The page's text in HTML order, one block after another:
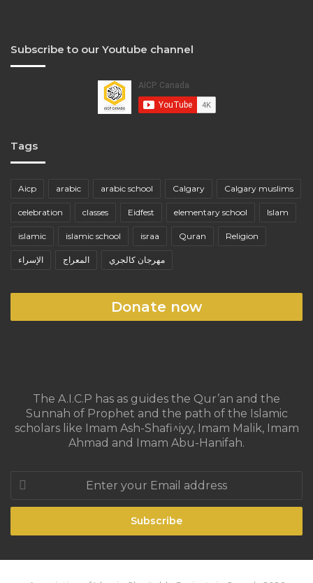
Subscribe to our Youtube channel
Tags
Aicp arabic arabic school Calgary Calgary muslims
celebration classes Eidfest elementary school Islam
islamic islamic school israa Quran Religion
الإسراء المعراج مهرجان كالجري
Donate now
The A.I.C.P has as guides the Qur’an and the
Sunnah of Prophet and the path of the Islamic
scholars like Imam Ash-Shafi^iyy, Imam Malik, Imam
Ahmad and Imam Abu-Hanifah.
Enter
your
Email